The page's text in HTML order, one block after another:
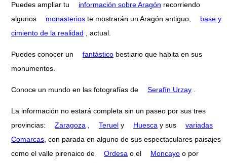
Puedes ampliar tu información sobre Aragón recorriendo
algunos
monasterios te mostrarán un Aragón antiguo,
base y
cimiento de la realidad , actual.
Puedes conocer un fantástico bestiario que habita en sus
monumentos.
Conoce un mundo en las fotografías de Serafín Urzay
La información no estará completa sin un paseo por sus tres
provincias:
Zaragoza Teruel y Huesca y sus
variadas
Comarcas , con parada en alguno de sus espectaculares paisajes
como el valle pirenaico de
Ordesa o el Moncayo o por